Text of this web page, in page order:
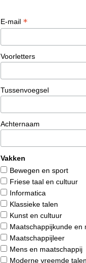
E-mail *
Voorletters
Tussenvoegsel
Achternaam
Vakken
Bewegen en sport
Friese taal en cultuur
Informatica
Klassieke talen
Kunst en cultuur
Maatschappijkunde en
Maatschappijleer
Mens en maatschappij
Moderne vreemde talen